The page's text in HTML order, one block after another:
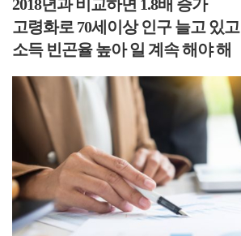
2018년과 비교하면 1.8배 증가
고령화로 70세이상 인구 늘고 있고
소득 빈곤율 높아 일 계속 해야 해